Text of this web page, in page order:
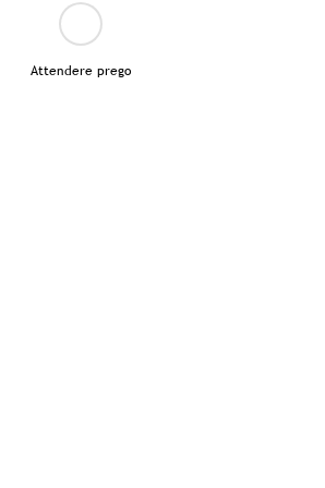
Attendere prego